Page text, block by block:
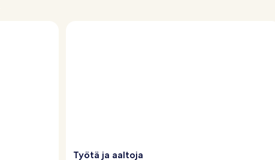
Työtä ja aaltoja